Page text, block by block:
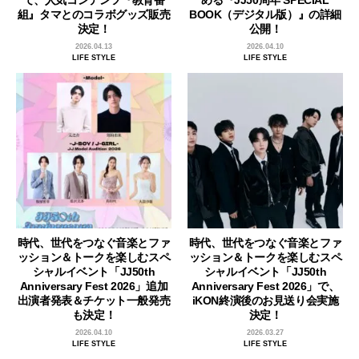
組』タマとのコラボグッズ販売
決定！
2026.04.13
LIFE STYLE
BOOK（デジタル版）』の詳細
公開！
2026.04.10
LIFE STYLE
時代、世代をつなぐ音楽とファ
ッション＆トークを楽しむスペ
シャルイベント「JJ50th
Anniversary Fest 2026」追加
出演者発表＆チケット一般発売
も決定！
2026.04.10
LIFE STYLE
時代、世代をつなぐ音楽とファ
ッション＆トークを楽しむスペ
シャルイベント「JJ50th
Anniversary Fest 2026」で、
iKON終演後のお見送り会実施
決定！
2026.03.27
LIFE STYLE